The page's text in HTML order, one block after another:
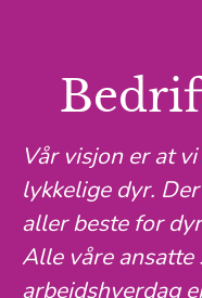
Vår visjon er at
lykkelige dyr.
aller beste for
Alle våre ansatte
arbeidshverdag